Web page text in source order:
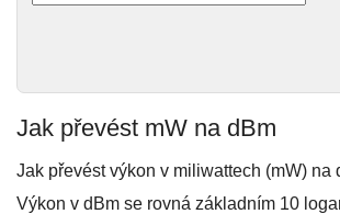
Jak převést mW na dBm
Jak převést výkon v miliwattech (mW) na
Výkon v dBm se rovná základním 10